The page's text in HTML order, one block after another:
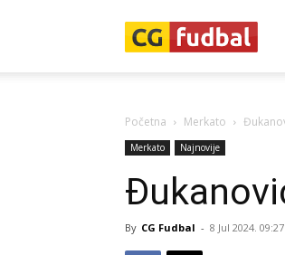
Početna Merkato
Merkato Najnovije
By CG Fudbal - 8 Jul 2024. 09:27